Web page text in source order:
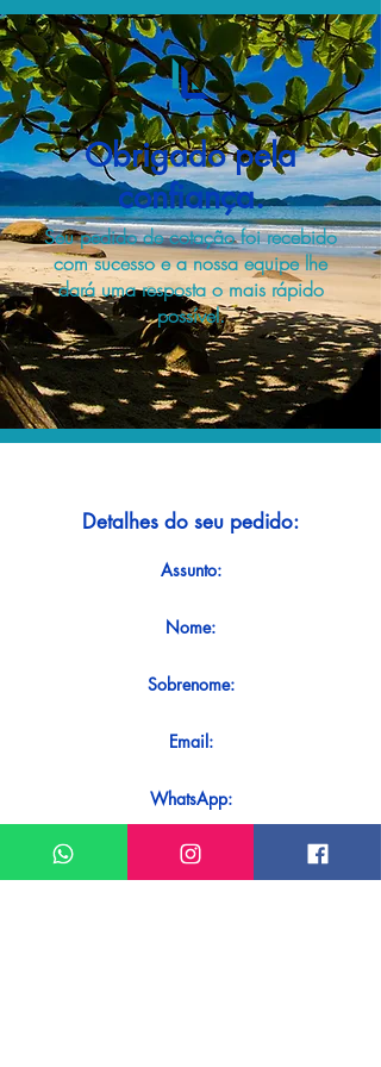
Obrigado pela
confiança.
Seu pedido de cotação foi recebido
com sucesso e a nossa equipe lhe
dará uma resposta o mais rápido
possível.
Detalhes do seu pedido:
Assunto:
Nome:
Sobrenome:
Email:
WhatsApp:
Mensagem: